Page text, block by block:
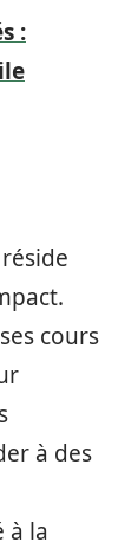
:
cours
à des
à la